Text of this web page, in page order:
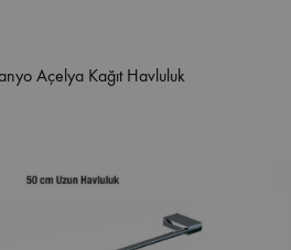
Açelya Kağıt Havluluk